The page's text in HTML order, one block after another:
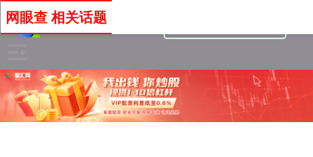
网眼查 相关话题